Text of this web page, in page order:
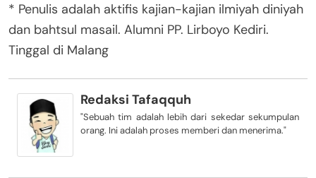
* Penulis adalah aktifis kajian-kajian ilmiyah diniyah
dan bahtsul masail. Alumni PP. Lirboyo Kediri.
Tinggal di Malang
Redaksi Tafaqquh
"Sebuah tim adalah lebih dari sekedar sekumpulan
orang. Ini adalah proses memberi dan menerima."